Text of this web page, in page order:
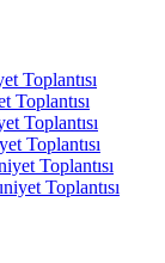
Toplantısı
Toplantısı
Toplantısı
Toplantısı
Toplantısı
Toplantısı